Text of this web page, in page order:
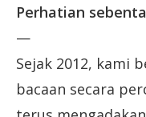
Perhatian
—
Sejak 2012, kami
bacaan secara